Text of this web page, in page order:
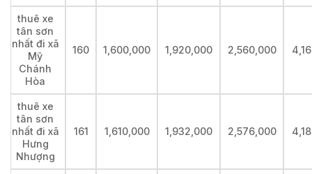
thuê xe
tân sơn
nhất đi xã
Mỹ
Chánh
Hòa
160 1,600,000 1,920,000 2,560,000
thuê xe
tân sơn
nhất đi xã
Hưng
Nhượng
161 1,610,000 1,932,000 2,576,000